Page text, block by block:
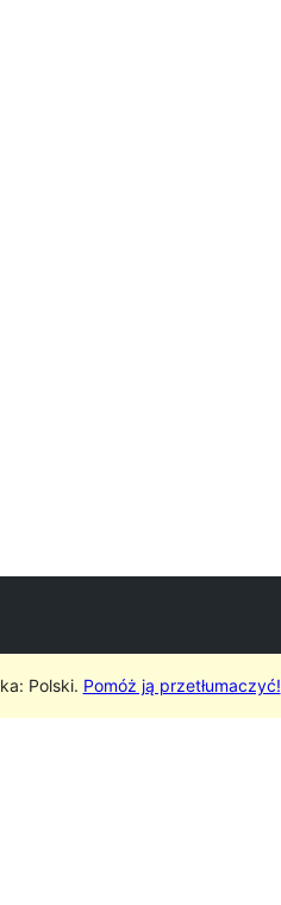
Polski. Pomóż ją przetłumaczyć!